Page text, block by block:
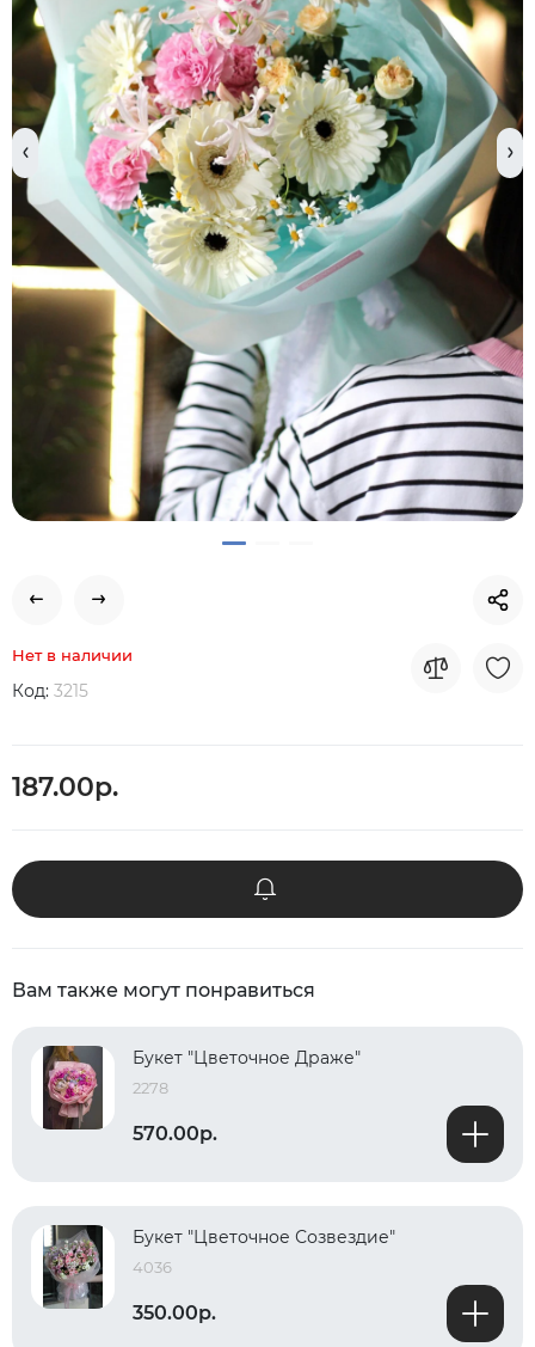
Нет в наличии
Код: 3215
187.00р.
Вам также могут понравиться
Букет "Цветочное Драже"
2278
570.00р.
Букет "Цветочное Созвездие"
4036
350.00р.